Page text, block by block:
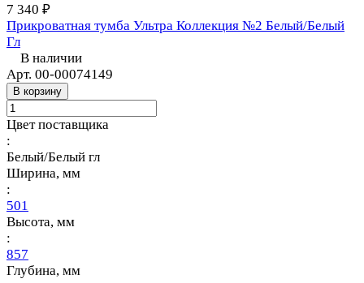
7 340 ₽
Прикроватная тумба Ультра Коллекция №2 Белый/Белый
Гл
В наличии
Арт. 00-00074149
В корзину
Цвет поставщика
:
Белый/Белый гл
Ширина, мм
:
501
Высота, мм
:
857
Глубина, мм